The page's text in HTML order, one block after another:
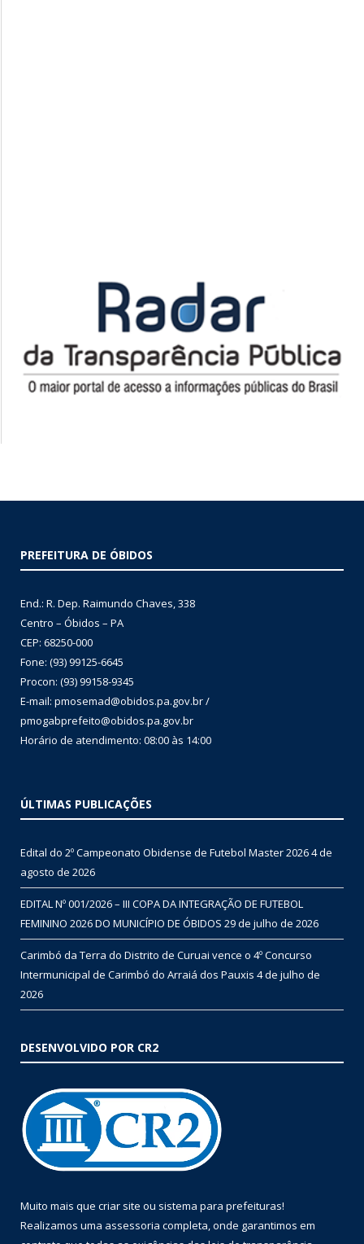
PREFEITURA DE ÓBIDOS
End.: R. Dep. Raimundo Chaves, 338
Centro – Óbidos – PA
CEP: 68250-000
Fone: (93) 99125-6645
Procon: (93) 99158-9345
E-mail: pmosemad@obidos.pa.gov.br /
pmogabprefeito@obidos.pa.gov.br
Horário de atendimento: 08:00 às 14:00
ÚLTIMAS PUBLICAÇÕES
Edital do 2º Campeonato Obidense de Futebol Master 20264 de
agosto de 2026
EDITAL Nº 001/2026 – III COPA DA INTEGRAÇÃO DE FUTEBOL
FEMININO 2026 DO MUNICÍPIO DE ÓBIDOS 29 de julho de 2026
Carimbó da Terra do Distrito de Curuai vence o 4º Concurso
Intermunicipal de Carimbó do Arraiá dos Pauxis 4 de julho de
2026
DESENVOLVIDO POR CR2
Muito mais que criar site ou sistema para prefeituras!
Realizamos uma assessoria completa, onde garantimos em